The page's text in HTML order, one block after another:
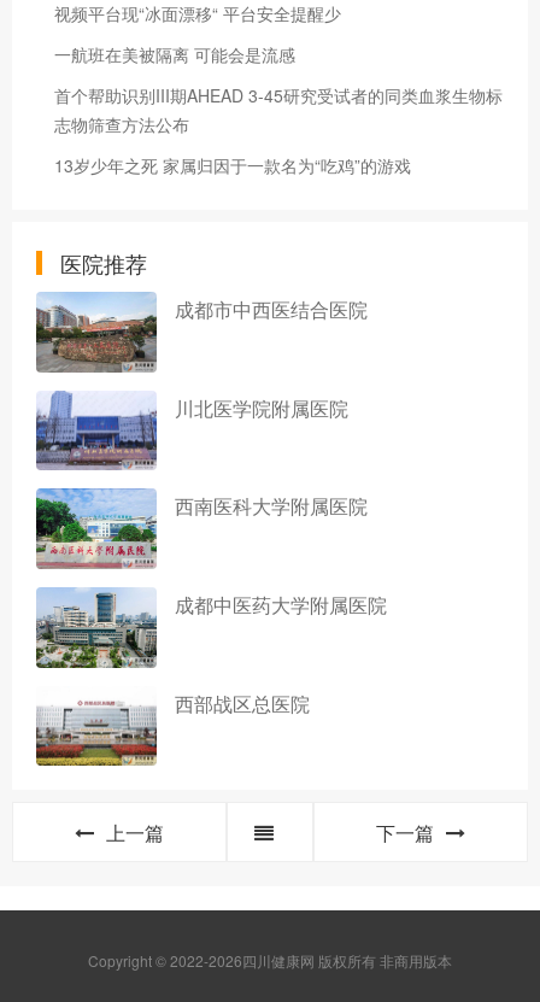
视频平台现“冰面漂移“ 平台安全提醒少
一航班在美被隔离 可能会是流感
首个帮助识别III期AHEAD 3-45研究受试者的同类血浆生物标
志物筛查方法公布
13岁少年之死 家属归因于一款名为“吃鸡”的游戏
医院推荐
成都市中西医结合医院
川北医学院附属医院
西南医科大学附属医院
成都中医药大学附属医院
西部战区总医院
上一篇 下一篇
Copyright © 2022-2026四川健康网 版权所有 非商用版本